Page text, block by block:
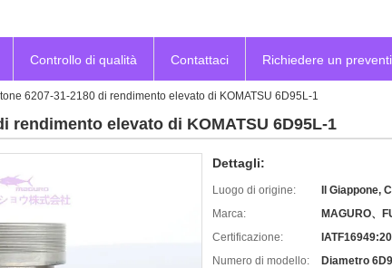
Controllo di qualità Contattaci Richiedere un
6207-31-2180 di rendimento elevato di KOMATSU 6D95L-1
rendimento elevato di KOMATSU 6D95L-1
Dettagli:
Luogo di origine:
Il Giappone,
Marca:
MAGURO、
Certificazione:
Numero di modello:
Diametro